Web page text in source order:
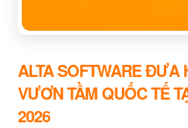
ALTA SOFTWARE ĐƯA
VƯƠN TẦM QUỐC TẾ
2026